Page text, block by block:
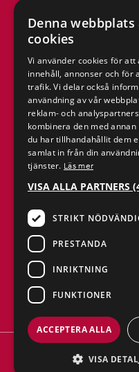
Produkter
Hagab
Hjälp
Följ
Denna
cookies
Vi använder cookies för att
innehåll, annonser och för
trafik. Vi delar också
användning av vår
reklam- och
kombinera den med
du har tillhandahållit dem
samlat in från din
tjänster. Läs mer
VISA ALLA PARTNERS
STRIKT
PRESTANDA
INRIKTNING
FUNKTIONER
ACCEPTERA ALLA
VISA